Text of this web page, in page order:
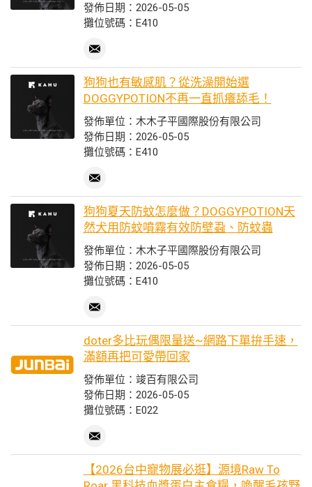
發佈日期：2026-05-05
攤位號碼：E410
狗狗也有敏感肌？從洗澡開始選
DOGGYPOTION不再一直抓癢舔毛！
發佈單位：木木子平國際股份有限公司
發佈日期：2026-05-05
攤位號碼：E410
狗狗夏天防蚊怎麼做？DOGGYPOTION天
然犬用防蚊噴霧有效防壁蝨、防蚊蟲
發佈單位：木木子平國際股份有限公司
發佈日期：2026-05-05
攤位號碼：E410
doter多比玩偶限量送~網路下單拚手速，
滿額再把可愛帶回家
發佈單位：竣百有限公司
發佈日期：2026-05-05
攤位號碼：E022
【2026台中寵物展必逛】源境Raw To